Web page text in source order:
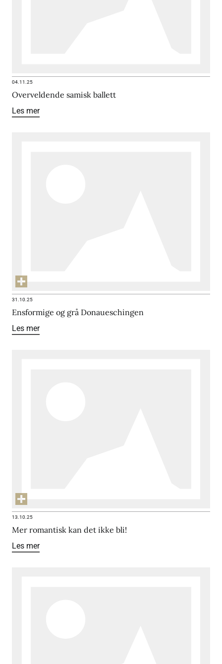
04.11.25
Overveldende samisk ballett
Les mer
31.10.25
Ensformige og grå Donaueschingen
Les mer
13.10.25
Mer romantisk kan det ikke bli!
Les mer